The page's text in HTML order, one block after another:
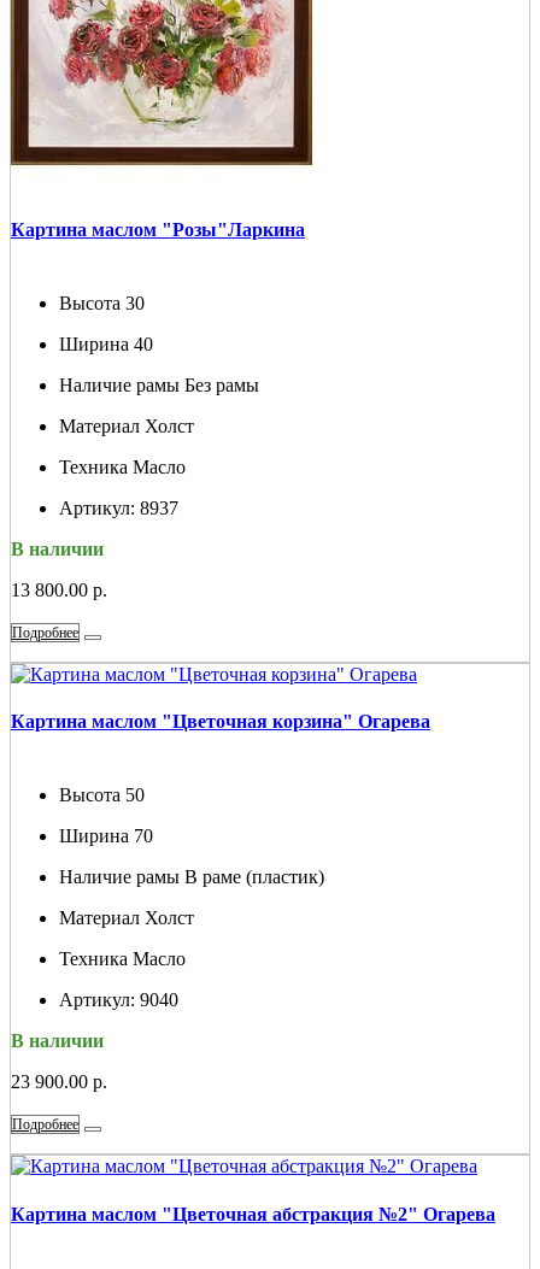
Картина маслом "Розы"Ларкина
Высота 30
Ширина 40
Наличие рамы Без рамы
Материал Холст
Техника Масло
Артикул: 8937
В наличии
13 800.00 р.
Подробнее
Картина маслом "Цветочная корзина" Огарева
Высота 50
Ширина 70
Наличие рамы В раме (пластик)
Материал Холст
Техника Масло
Артикул: 9040
В наличии
23 900.00 р.
Подробнее
Картина маслом "Цветочная абстракция №2" Огарева